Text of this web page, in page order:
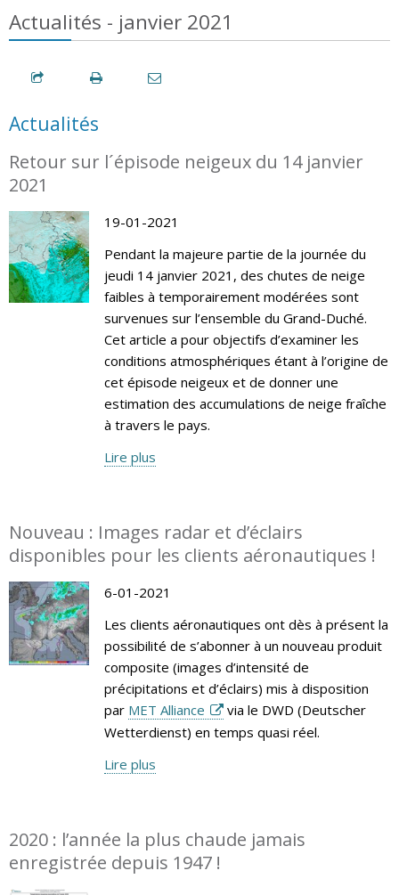
Actualités - janvier 2021
Actualités
Retour sur l´épisode neigeux du 14 janvier
2021
19-01-2021
Pendant la majeure partie de la journée du
jeudi 14 janvier 2021, des chutes de neige
faibles à temporairement modérées sont
survenues sur l’ensemble du Grand-Duché.
Cet article a pour objectifs d’examiner les
conditions atmosphériques étant à l’origine de
cet épisode neigeux et de donner une
estimation des accumulations de neige fraîche
à travers le pays.
Lire plus
Nouveau : Images radar et d’éclairs
disponibles pour les clients aéronautiques !
6-01-2021
Les clients aéronautiques ont dès à présent la
possibilité de s’abonner à un nouveau produit
composite (images d’intensité de
précipitations et d’éclairs) mis à disposition
par MET Alliance
via le DWD (Deutscher
Wetterdienst) en temps quasi réel.
Lire plus
2020 : l’année la plus chaude jamais
enregistrée depuis 1947 !